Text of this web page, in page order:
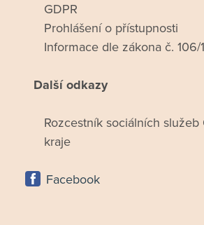
GDPR
Prohlášení o přístupnosti
Informace dle zákona č. 106/
Další odkazy
Rozcestník sociálních
kraje
Facebook